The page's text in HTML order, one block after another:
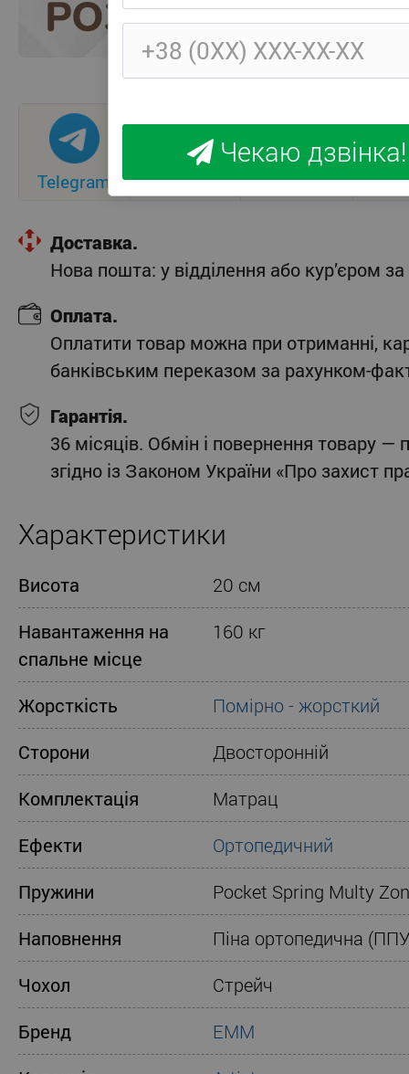
Telegram Viber WhatsApp
Доставка.
Нова пошта: у відділення або кур’єром
Оплата.
Оплатити товар можна при отриманні,
банківським переказом за рахунком-
Гарантія.
36 місяців. Обмін і повернення товару —
згідно із Законом України «Про захист
Характеристики
Висота
20 см
Навантаження на
спальне місце
160 кг
Жорсткість
Помірно - жорсткий
Сторони
Двосторонній
Комплектація
Матрац
Ефекти
Ортопедичний
Пружини
Pocket Spring Multy
Наповнення
Піна ортопедична
Чохол
Стрейч
Бренд
ЕММ
Чекаю дзвінка!